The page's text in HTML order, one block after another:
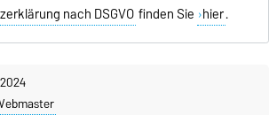
nach DSGVO finden Sie hier.